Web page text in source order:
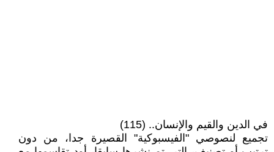
في الدين والقيم والإنسان.. (115)
تجميع لنصوصي "الفيسبوكية" القصيرة جدا، من دون